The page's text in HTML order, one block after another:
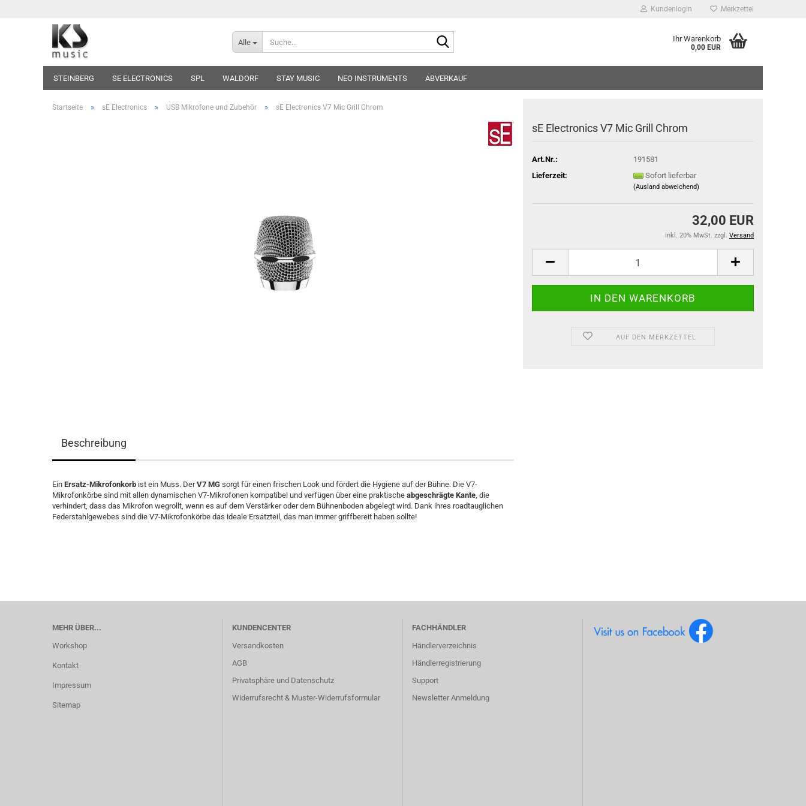
Kundenlogin
Konto erstellen
Merkzettel
Alle Ihr Warenkorb
0,00 EUR
STEINBERG SE ELECTRONICS SPL WALDORF STAY MUSIC NEO INSTRUMENTS ABVERKAUF
Startseite » sE Electronics » USB Mikrofone und Zubehör » sE Electronics V7 Mic Grill Chrom
sE Electronics V7 Mic Grill Chrom
Art.Nr.:
191581
Lieferzeit:
Sofort lieferbar
(Ausland abweichend)
32,00 EUR
inkl. 20% MwSt. zzgl. Versand
AUF DEN MERKZETTEL
Beschreibung
Ein Ersatz-Mikrofonkorb ist ein Muss. DerV7 MG sorgt für einen frischen Look und fördert die Hygiene auf der Bühne. Die V7-
Mikrofonkörbe sind mit allen dynamischen V7-Mikrofonen kompatibel und verfügen über eine praktische abgeschrägte Kante, die
verhindert, dass das Mikrofon wegrollt, wenn es auf dem Verstärker oder dem Bühnenboden abgelegt wird. Dank ihres roadtauglichen
Federstahlgewebes sind die V7-Mikrofonkörbe das ideale Ersatzteil, das man immer griffbereit haben sollte!
MEHR ÜBER...
Workshop
Kontakt
Impressum
Sitemap
KUNDENCENTER
Versandkosten
AGB
Privatsphäre und Datenschutz
Widerrufsrecht & Muster-Widerrufsformular
FACHHÄNDLER
Händlerverzeichnis
Händlerregistrierung
Support
Newsletter Anmeldung